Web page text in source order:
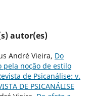
autor(es)
André Vieira, Do
pela noção de estilo
de Psicanálise: v.
DE PSICANÁLISE